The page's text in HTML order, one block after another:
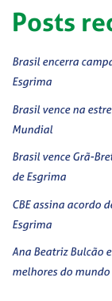
Posts
Brasil encerra
Esgrima
Brasil vence na
Mundial
Brasil vence Grã-
de Esgrima
CBE assina acordo
Esgrima
Ana Beatriz Bulcão
melhores do mundo